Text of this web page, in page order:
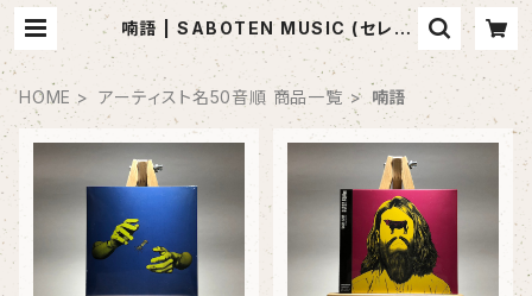
喃語 | SABOTEN MUSIC (セレク
トCDショップ)
HOME アーティスト名50音順 商品一覧 喃語